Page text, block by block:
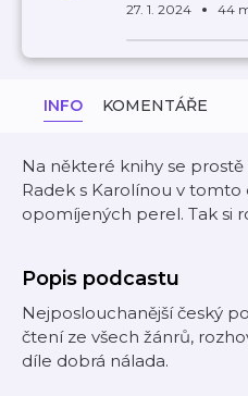
27. 1. 2024 44
INFO KOMENTÁŘE
Na některé knihy se
Radek s Karolínou v
opomíjených perel. Tak si
Popis podcastu
Nejposlouchanější český
čtení ze všech žánrů,
díle dobrá nálada.